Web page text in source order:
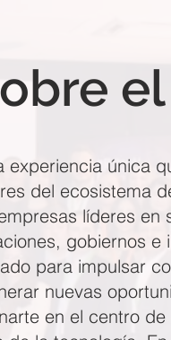
experiencia única
del ecosistema
líderes en
gobiernos e
para impulsar
nuevas
en el centro